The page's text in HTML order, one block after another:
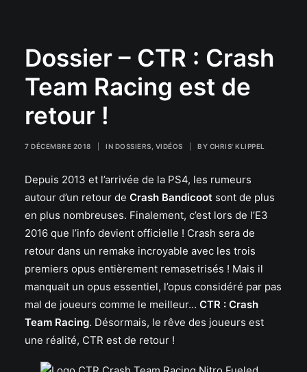
Dossier – CTR : Crash
Team Racing est de
retour !
7 DÉCEMBRE 2018 IN DOSSIERS VIDÉOS BY CHRIS' KLIPPEL
Depuis 2013 et l’arrivée de la PS4, les rumeurs
autour d’un retour de Crash Bandicoot sont de plus
en plus nombreuses. Finalement, c’est lors de l’E3
2016 que l’info devient officielle ! Crash sera de
retour dans un remake incroyable avec les trois
premiers opus entièrement remasetrisés ! Mais il
manquait un opus essentiel, l’opus considéré par pas
mal de joueurs comme le meilleur… CTR : Crash
Team Racing. Désormais, le rêve des joueurs est
une réalité, CTR est de retour !